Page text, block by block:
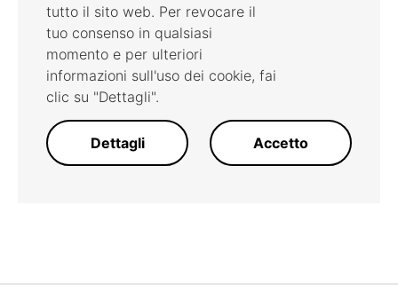
tutto il sito web. Per revocare il
tuo consenso in qualsiasi
momento e per ulteriori
informazioni sull'uso dei cookie, fai
clic su "Dettagli".
Dettagli Accetto